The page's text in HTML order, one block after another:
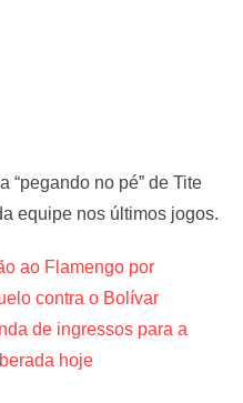
“pegando no pé” de Tite
equipe nos últimos jogos.
ao Flamengo por
contra o Bolívar
de ingressos para a
hoje